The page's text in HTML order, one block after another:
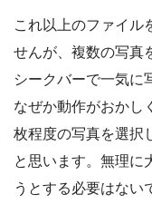
これ以上のファイル
せんが、複数の写真
シークバーで一気に
なぜか動作がおかし
枚程度の写真を選択
と思います。無理に
うとする必要はない